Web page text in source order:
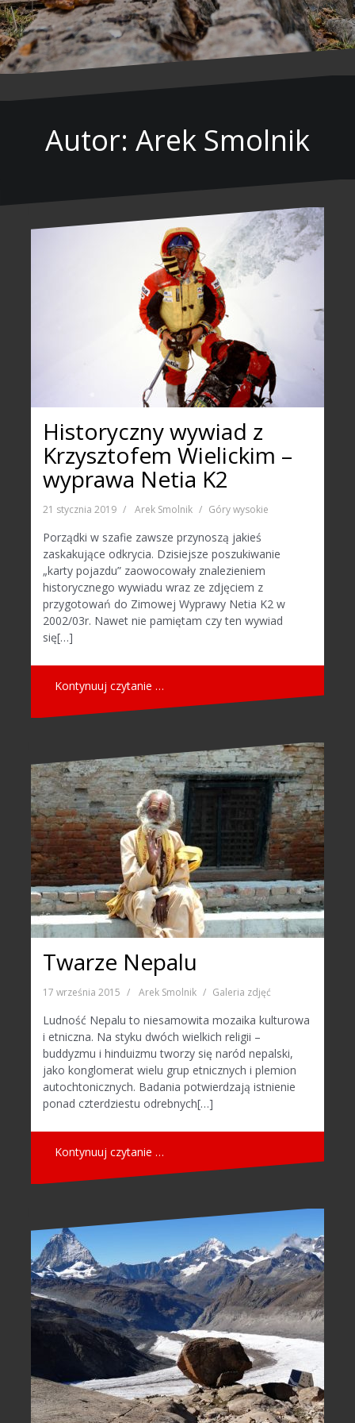
Autor: Arek Smolnik
Historyczny wywiad z
Krzysztofem Wielickim –
wyprawa Netia K2
21 stycznia 2019 Arek Smolnik Góry wysokie
Porządki w szafie zawsze przynoszą jakieś
zaskakujące odkrycia. Dzisiejsze poszukiwanie
„karty pojazdu” zaowocowały znalezieniem
historycznego wywiadu wraz ze zdjęciem z
przygotowań do Zimowej Wyprawy Netia K2 w
2002/03r. Nawet nie pamiętam czy ten wywiad
się[…]
Kontynuuj czytanie …
Twarze Nepalu
17 września 2015 Arek Smolnik Galeria zdjęć
Ludność Nepalu to niesamowita mozaika kulturowa
i etniczna. Na styku dwóch wielkich religii –
buddyzmu i hinduizmu tworzy się naród nepalski,
jako konglomerat wielu grup etnicznych i plemion
autochtonicznych. Badania potwierdzają istnienie
ponad czterdziestu odrebnych[…]
Kontynuuj czytanie …